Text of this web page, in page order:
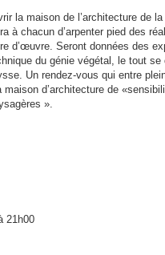
la maison de l’architecture de
à chacun d’arpenter pied des
d’œuvre. Seront données des
du génie végétal, le tout
Un rendez-vous qui entre
maison d’architecture de
».
21h00